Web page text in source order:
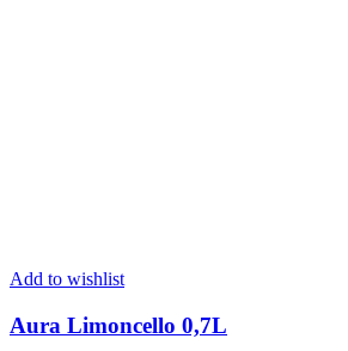
Add to wishlist
Aura Limoncello 0,7L